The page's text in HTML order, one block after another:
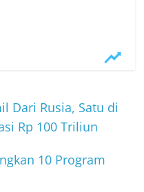
Dari Rusia, Satu di
Rp 100 Triliun
10 Program